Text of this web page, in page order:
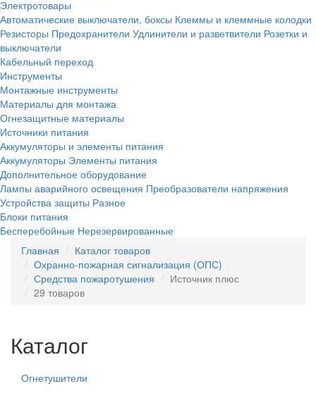
Электротовары
Автоматические выключатели, боксы Клеммы и клеммные колодки
Резисторы Предохранители Удлинители и разветвители Розетки и
выключатели
Кабельный переход
Инструменты
Монтажные инструменты
Материалы для монтажа
Огнезащитные материалы
Источники питания
Аккумуляторы и элементы питания
Аккумуляторы Элементы питания
Дополнительное оборудование
Лампы аварийного освещения Преобразователи напряжения
Устройства защиты Разное
Блоки питания
Бесперебойные Нерезервированные
Главная
Каталог товаров
Охранно-пожарная сигнализация (ОПС)
Средства пожаротушения
Источник плюс
29 товаров
Каталог
Огнетушители